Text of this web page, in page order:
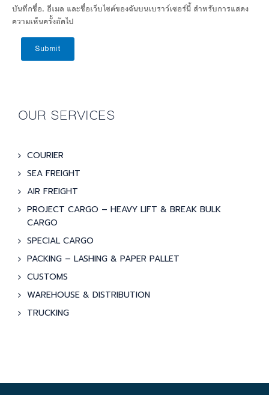
บันทึกชื่อ, อีเมล และชื่อเว็บไซต์ของฉันบนเบราว์เซอร์นี้ สำหรับการแสดง
ความเห็นครั้งถัดไป
Submit
OUR SERVICES
COURIER
SEA FREIGHT
AIR FREIGHT
PROJECT CARGO – HEAVY LIFT & BREAK BULK
CARGO
SPECIAL CARGO
PACKING – LASHING & PAPER PALLET
CUSTOMS
WAREHOUSE & DISTRIBUTION
TRUCKING